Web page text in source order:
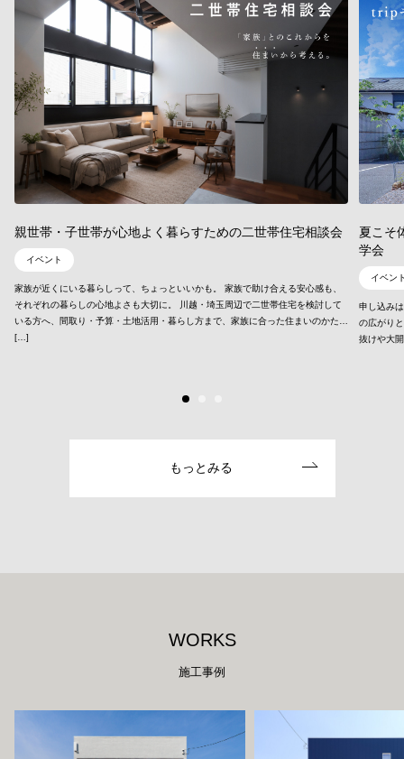
親世帯・子世帯が心地よく暮らすための二世帯住宅相談会
イベント
家族が近くにいる暮らしって、ちょっといいかも。 家族で助け合える安心感も、
それぞれの暮らしの心地よさも大切に。 川越・埼玉周辺で二世帯住宅を検討して
いる方へ、間取り・予算・土地活用・暮らし方まで、家族に合った住まいのかた
[…]
夏こそ
学会
イベン
申し込み
の広がり
もっとみる
WORKS
施工事例